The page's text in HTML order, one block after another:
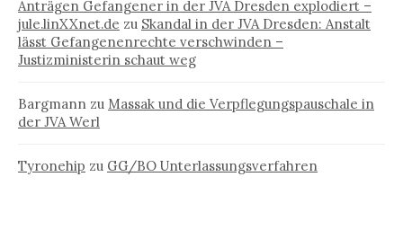
Anträgen Gefangener in der JVA Dresden explodiert –
jule.linXXnet.de zu Skandal in der JVA Dresden: Anstalt
lässt Gefangenenrechte verschwinden –
Justizministerin schaut weg
Bargmann zu Massak und die Verpflegungspauschale in
der JVA Werl
Tyronehip zu GG/BO Unterlassungsverfahren